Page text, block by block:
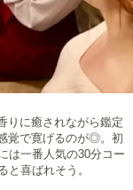
りに癒されながら鑑定
覚で寛げるのが◎。初
は一番人気の30分コー
と喜ばれそう。